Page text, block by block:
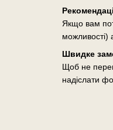
Якщо вам
можливості)
Швидке
Щоб не
надіслати